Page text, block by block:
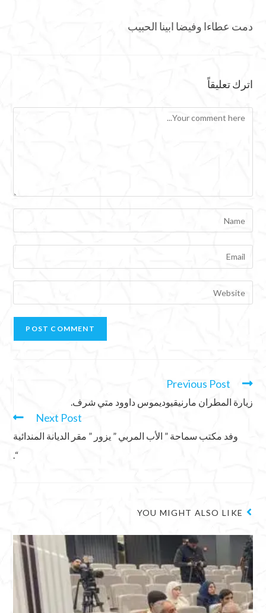
دمت عطاءا وفيضا ابينا الحبيب
اترك تعليقاً
Previous Post
زيارة المطران مارنيقيوديموس داوود متي شرف.
Next Post
وفد مكتب سماحة ” الأب المربي ” يزور ” مقر الديانة المندائية
“.
YOU MIGHT ALSO LIKE